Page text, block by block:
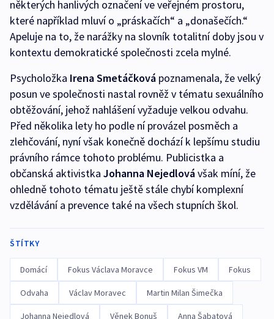
některých hanlivých označení ve veřejném prostoru,
které například mluví o „práskačích“ a „donašečích.“
Apeluje na to, že narážky na slovník totalitní doby jsou v
kontextu demokratické společnosti zcela mylné.
Psycholožka Irena Smetáčková poznamenala, že velký
posun ve společnosti nastal rovněž v tématu sexuálního
obtěžování, jehož nahlášení vyžaduje velkou odvahu.
Před několika lety ho podle ní provázel posměch a
zlehčování, nyní však konečně dochází k lepšímu studiu
právního rámce tohoto problému. Publicistka a
občanská aktivistka Johanna Nejedlovávšak míní, že
ohledně tohoto tématu ještě stále chybí komplexní
vzdělávání a prevence také na všech stupních škol.
ŠTÍTKY
Domácí Fokus Václava Moravce Fokus VM Fokus
Odvaha Václav Moravec Martin Milan Šimečka
Johanna Nejedlová Věnek Bonuš Anna Šabatová